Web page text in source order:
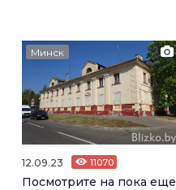
Минск
12.09.23 11070
Посмотрите на пока еще